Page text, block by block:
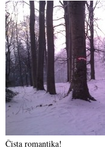
Čista romantika!